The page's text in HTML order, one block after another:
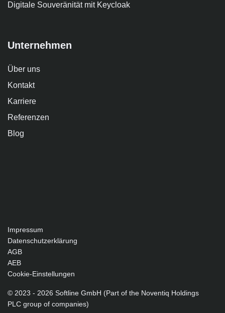
Digitale Souveränität mit Keycloak
Unternehmen
Über uns
Kontakt
Karriere
Referenzen
Blog
© 2023 - 2026 Softline GmbH (Part of the Noventiq Holdings
PLC group of companies)
Impressum
Datenschutzerklärung
AGB
AEB
Cookie-Einstellungen